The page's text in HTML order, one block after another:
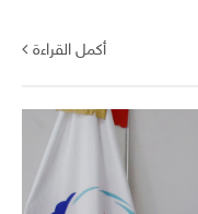
أكمل القراءة